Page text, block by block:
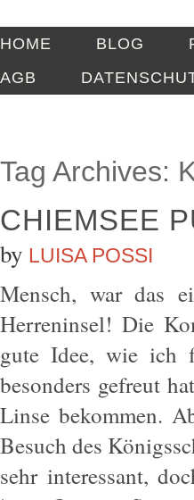
HOME BLOG
AGB
Tag Archives:
CHIEMSEE
by LUISA POSSI
Mensch, war das
Herreninsel! Die
gute Idee, wie ich
besonders gefreut
Linse bekommen.
Besuch des
sehr interessant,